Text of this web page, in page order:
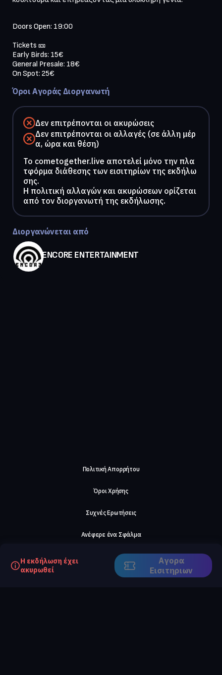
Doors Open: 19:00
Tickets 🎫
Early Birds: 15€
General Presale: 18€
Όροι Αγοράς Διοργανωτή
Δεν επιτρέπονται οι ακυρώσεις
Δεν επιτρέπονται οι αλλαγές (σε άλλη μέρ
α, ώρα και θέση)
To cometogether.live αποτελεί μόνο την πλα
τφόρμα διάθεσης των εισιτηρίων της εκδήλω
σης.
Η πολιτική αλλαγών και ακυρώσεων ορίζεται
από τον διοργανωτή της εκδήλωσης.
Διοργανώνεται από
ENCORE ENTERTAINMENT
Η εκδήλωση έχει
ακυρωθεί
Αγορα
Eισιτηριων
Πολιτική Απορρήτου
Όροι Χρήσης
Συχνές Ερωτήσεις
Ανέφερε ένα Σφάλμα
Σχετικά με μας
Careers